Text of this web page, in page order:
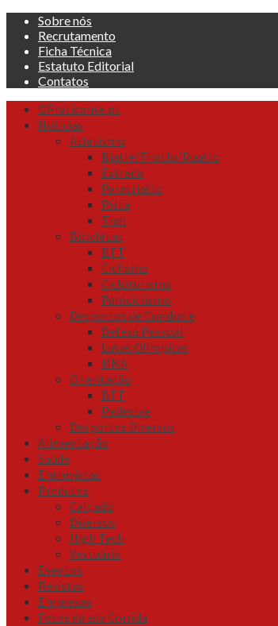
Skip
content
Sobre nós
Recrutamento
Ficha Técnica
Estatuto Editorial
Contatos
Primary
Menu
OPraticante.pt
Noticias
Atletismo
Biatle/Triatlo/Duatlo
Estrada
Paratriatlo
Pista
Trail
Bicicletas
BTT
Ciclismo
Cicloturismo
Paraciclismo
Desportos de Combate
Defesa Pessoal
Lutas Olímpicas
MMA
Orientação
BTT
Pedestre
Desportos Diversos
Alimentação
Saúde
Entrevistas
Produtos
Calçado
Diversos
High Tech
Vestuário
Eventos
Revistas
Empresas
Fotos da sua Corrida